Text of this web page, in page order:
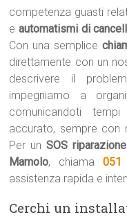
competenza guasti
eautomatismi di
Con una semplice
direttamente con un
descrivere il
impegniamo a
comunicandoti
accurato, sempre con
Per unSOS
Mamolo, chiama 051
assistenza rapida e
Cerchi un